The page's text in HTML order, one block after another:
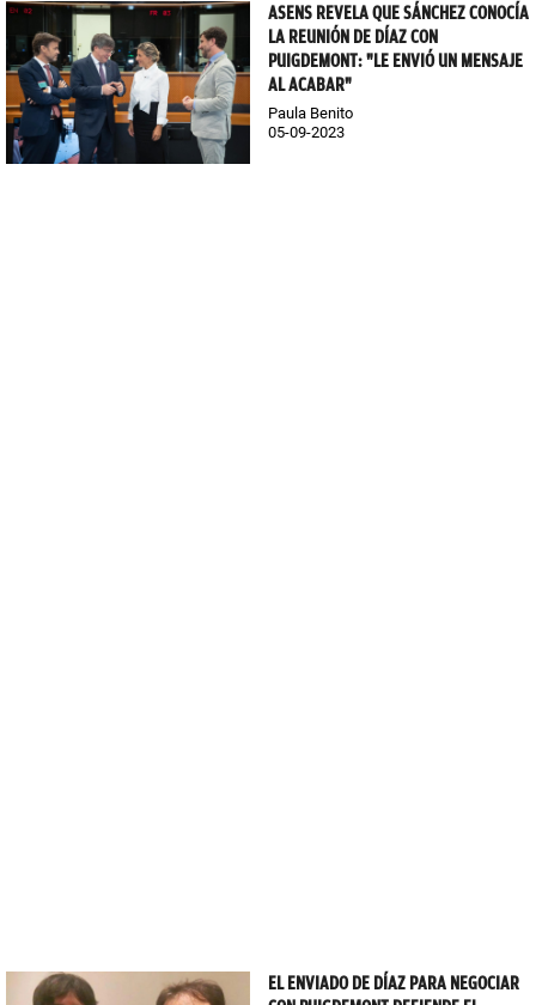
ASENS REVELA QUE SÁNCHEZ CONOCÍA
LA REUNIÓN DE DÍAZ CON
PUIGDEMONT: "LE ENVIÓ UN MENSAJE
AL ACABAR"
Paula Benito
05-09-2023
EL ENVIADO DE DÍAZ PARA NEGOCIAR